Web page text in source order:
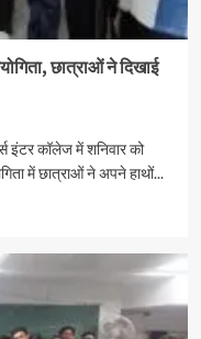
छात्राओं ने दिखाई
इंटर कॉलेज में शनिवार को
में छात्राओं ने अपने हाथों...